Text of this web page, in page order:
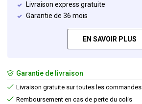
Livraison express gratuite
Garantie de 36 mois
EN SAVOIR PLUS
Garantie de livraison
Livraison gratuite sur toutes les commandes
Remboursement en cas de perte du colis